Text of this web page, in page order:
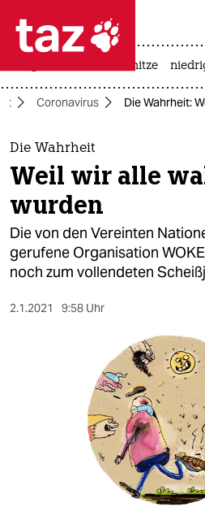
 taz zahl ich
taz zahl ich
themen
politik
öko
gesellschaft
hitze
Coronavirus Die Wahrheit:
Die Wahrheit
Weil wir alle
wurden
Die von den Vereinten
gerufene Organisation
noch zum vollendeten
2.1.2021 9:58 Uhr